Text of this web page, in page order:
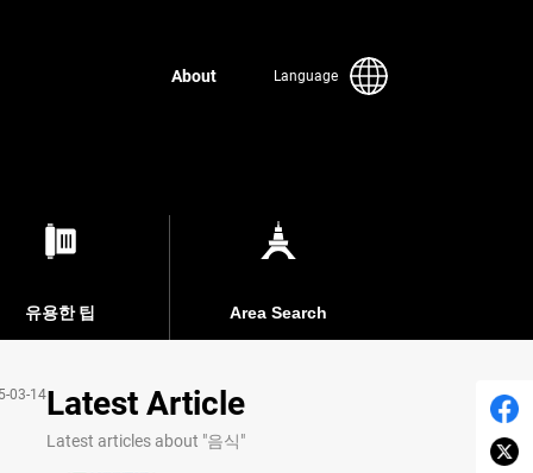
About Language
유용한 팁 Area Search
03-14Latest Article
Latest articles about "음식"